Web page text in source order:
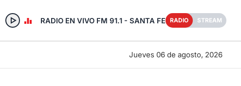
RADIO EN VIVO FM 91.1 - SANTA FE RADIO STREAM
Jueves 06 de agosto, 2026